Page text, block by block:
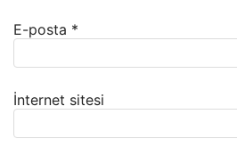
E-posta *
İnternet sitesi